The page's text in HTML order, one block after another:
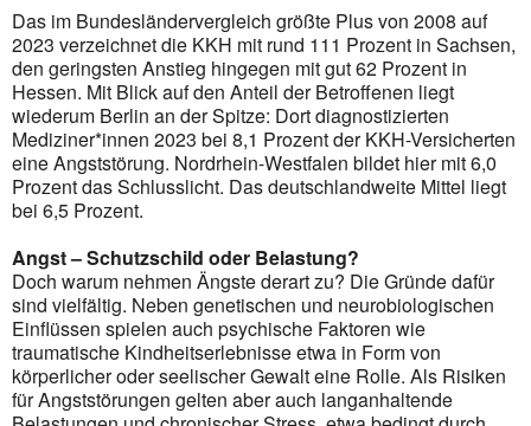
Das im Bundesländervergleich größte Plus von 2008 auf
2023 verzeichnet die KKH mit rund 111 Prozent in Sachsen,
den geringsten Anstieg hingegen mit gut 62 Prozent in
Hessen. Mit Blick auf den Anteil der Betroffenen liegt
wiederum Berlin an der Spitze: Dort diagnostizierten
Mediziner*innen 2023 bei 8,1 Prozent der KKH-Versicherten
eine Angststörung. Nordrhein-Westfalen bildet hier mit 6,0
Prozent das Schlusslicht. Das deutschlandweite Mittel liegt
bei 6,5 Prozent.
Angst – Schutzschild oder Belastung?
Doch warum nehmen Ängste derart zu? Die Gründe dafür
sind vielfältig. Neben genetischen und neurobiologischen
Einflüssen spielen auch psychische Faktoren wie
traumatische Kindheitserlebnisse etwa in Form von
körperlicher oder seelischer Gewalt eine Rolle. Als Risiken
für Angststörungen gelten aber auch langanhaltende